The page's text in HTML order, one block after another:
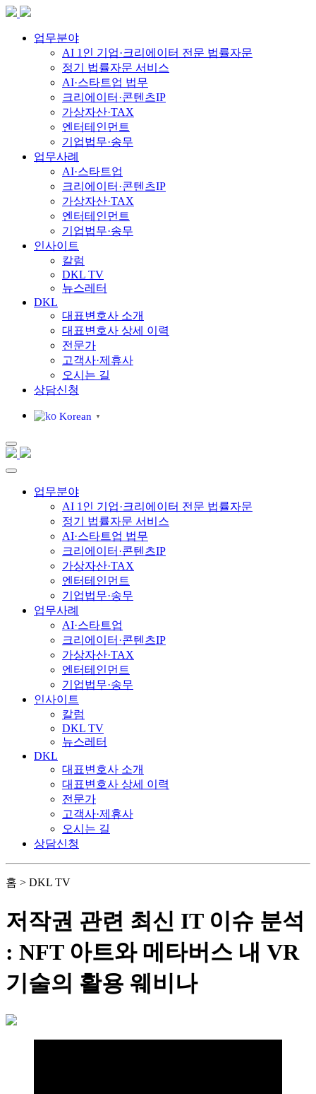
업무분야
AI 1인 기업·크리에이터 전문 법률자문
정기 법률자문 서비스
AI·스타트업 법무
크리에이터·콘텐츠IP
가상자산·TAX
엔터테인먼트
기업법무·송무
업무사례
AI·스타트업
크리에이터·콘텐츠IP
가상자산·TAX
엔터테인먼트
기업법무·송무
인사이트
칼럼
DKL TV
뉴스레터
DKL
대표변호사 소개
대표변호사 상세 이력
전문가
고객사·제휴사
오시는 길
상담신청
Korean ▼
업무분야
AI 1인 기업·크리에이터 전문 법률자문
정기 법률자문 서비스
AI·스타트업 법무
크리에이터·콘텐츠IP
가상자산·TAX
엔터테인먼트
기업법무·송무
업무사례
AI·스타트업
크리에이터·콘텐츠IP
가상자산·TAX
엔터테인먼트
기업법무·송무
인사이트
칼럼
DKL TV
뉴스레터
DKL
대표변호사 소개
대표변호사 상세 이력
전문가
고객사·제휴사
오시는 길
상담신청
홈 > DKL TV
저작권 관련 최신 IT 이슈 분석
: NFT 아트와 메타버스 내 VR
기술의 활용 웨비나